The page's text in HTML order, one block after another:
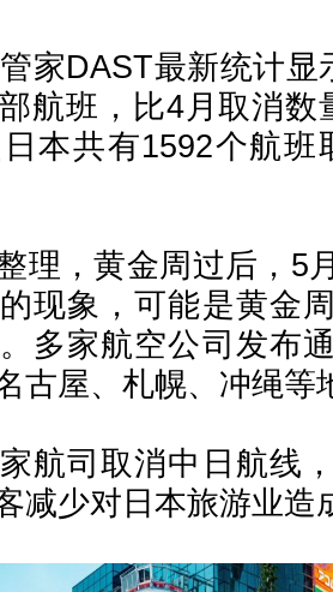
家DAST最新统计显
航班，比4月取消
日本共有1592个航班
理，黄金周过后，5
现象，可能是黄金
多家航空公司发布
古屋、札幌、冲绳等
航司取消中日航线
减少对 日本旅游业造